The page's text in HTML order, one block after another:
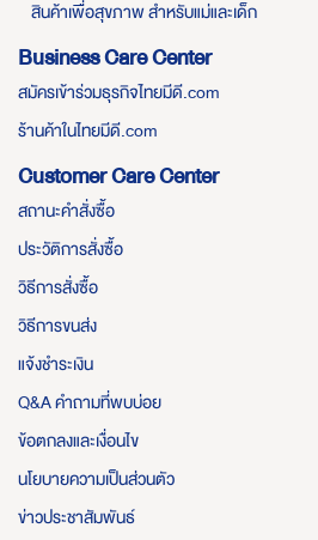
สินค้าเพื่อสุขภาพ สำหรับแม่และเด็ก
Business Care Center
สมัครเข้าร่วมธุรกิจไทยมีดี.com
ร้านค้าในไทยมีดี.com
Customer Care Center
สถานะคำสั่งซื้อ
ประวัติการสั่งซื้อ
วิธีการสั่งซื้อ
วิธีการขนส่ง
แจ้งชำระเงิน
Q&A คำถามที่พบบ่อย
ข้อตกลงและเงื่อนไข
นโยบายความเป็นส่วนตัว
ข่าวประชาสัมพันธ์